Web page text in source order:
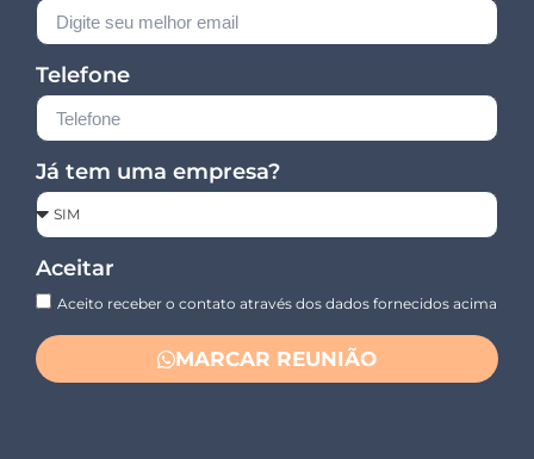
Telefone
Já tem uma empresa?
Aceitar
Aceito receber o contato através dos dados fornecidos acima
MARCAR REUNIÃO